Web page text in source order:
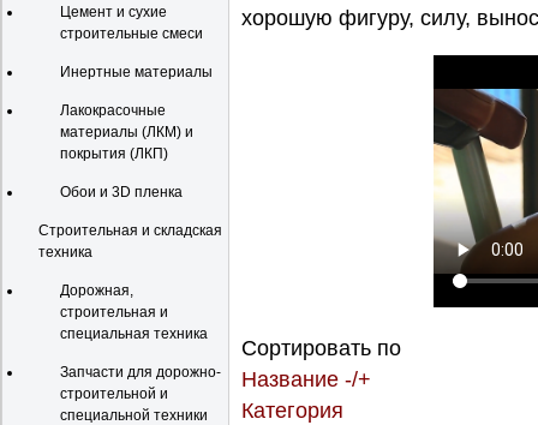
Цемент и сухие
строительные смеси
Инертные материалы
Лакокрасочные
материалы (ЛКМ) и
покрытия (ЛКП)
Обои и 3D пленка
Строительная и складская
техника
Дорожная,
строительная и
специальная техника
Запчасти для дорожно-
строительной и
специальной техники
хорошую фигуру, силу,
Сортировать по
Название -/+
Категория